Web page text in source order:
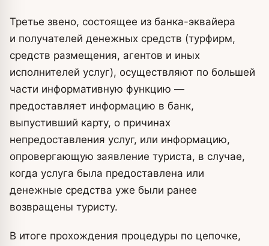
Третье звено, состоящее из банка-эквайера
и получателей денежных средств (турфирм,
средств размещения, агентов и иных
исполнителей услуг), осуществляют по большей
части информативную функцию —
предоставляет информацию в банк,
выпустивший карту, о причинах
непредоставления услуг, или информацию,
опровергающую заявление туриста, в случае,
когда услуга была предоставлена или
денежные средства уже были ранее
возвращены туристу.
В итоге прохождения процедуры по цепочке,